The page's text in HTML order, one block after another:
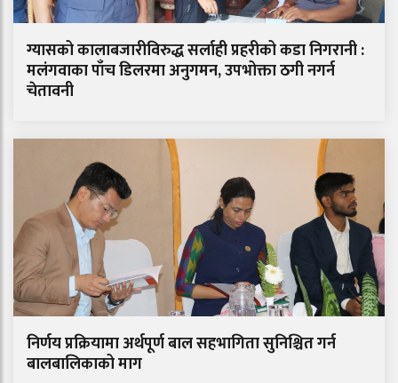
ग्यासको कालाबजारीविरुद्ध सर्लाही प्रहरीको कडा निगरानी :
मलंगवाका पाँच डिलरमा अनुगमन, उपभोक्ता ठगी नगर्न
चेतावनी
निर्णय प्रक्रियामा अर्थपूर्ण बाल सहभागिता सुनिश्चित गर्न
बालबालिकाको माग